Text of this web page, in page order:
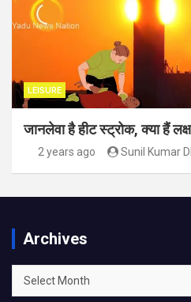
LEISURE
जानलेवा है हीट स्ट्रोक, क्या हैं
2 years ago Sunil Kumar
Archives
Archives